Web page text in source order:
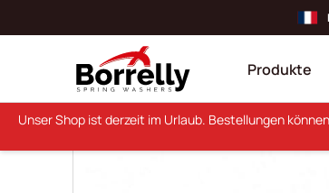
Produkte
Unser Shop ist derzeit im Urlaub. Bestellungen